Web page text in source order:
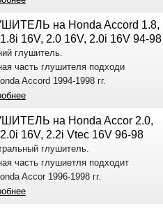
на Honda Accord 1.8,
16V, 2.0 16V, 2.0i 16V 94-98
глушитель.
часть глушителя подходи
Accord 1994-1998 гг.
на Honda Accor 2.0,
16V, 2.2i Vtec 16V 96-98
глушитель.
часть глушиетля подходит
Accor 1996-1998 гг.